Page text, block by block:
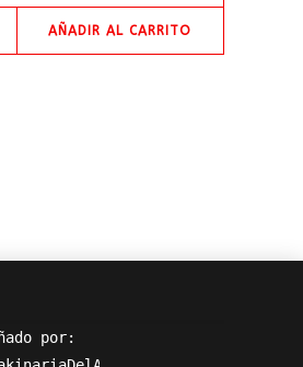
AÑADIR AL CARRITO
por: